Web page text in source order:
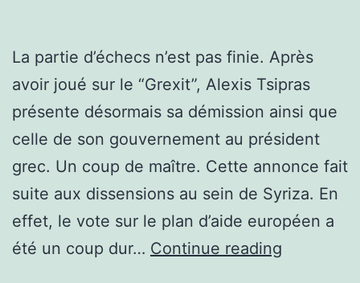
La partie d’échecs n’est pas finie. Après
avoir joué sur le “Grexit”, Alexis Tsipras
présente désormais sa démission ainsi que
celle de son gouvernement au président
grec. Un coup de maître. Cette annonce fait
suite aux dissensions au sein de Syriza. En
effet, le vote sur le plan d’aide européen a
été un coup dur… Continue reading